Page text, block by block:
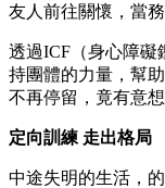
友人前往關懷，當
透過ICF（身心障礙
持團體的力量，幫
不再停留，竟有意想
定向訓練 走出格局
中途失明的生活，